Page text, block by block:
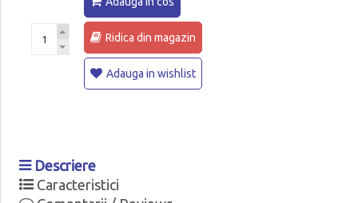
Ridica din magazin
Adauga in wishlist
Descriere
Caracteristici